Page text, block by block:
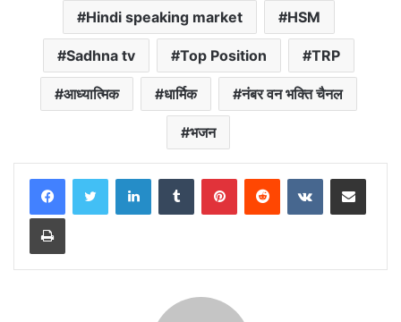
k
p
p
r
a
m
n
k
Hindi speaking market HSM
Sadhna tv Top Position TRP
आध्यात्मिक धार्मिक नंबर वन भक्ति चैनल
भजन
LinkedInTumblr PinterestReddit VKontakteShare via Email
Print